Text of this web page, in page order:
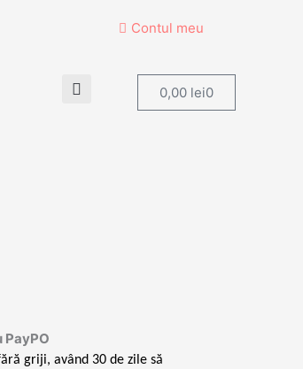
Contul meu
0,00 lei0
Cart
PayPO
griji, având 30 de zile să